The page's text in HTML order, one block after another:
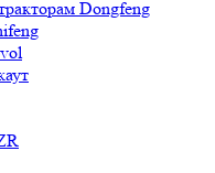
Dongfeng